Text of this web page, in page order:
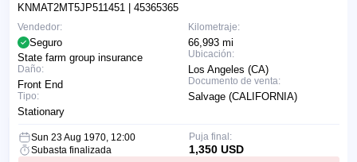
KNMAT2MT5JP511451 | 45365365
Kilometraje:
66,993 mi
Ubicación:
Los Angeles (CA)
Documento de venta:
Salvage (CALIFORNIA)
Vendedor:
Seguro
State farm group insurance
Daño:
Front End
Tipo:
Stationary
Sun 23 Aug 1970, 12:00
Subasta finalizada
Puja final:
1,350 USD